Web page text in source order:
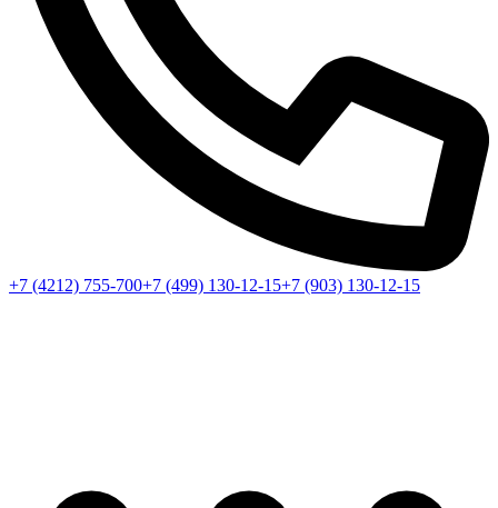
+7 (4212) 755-700+7 (499) 130-12-15+7 (903) 130-12-15